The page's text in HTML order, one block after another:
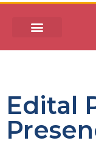
Edital